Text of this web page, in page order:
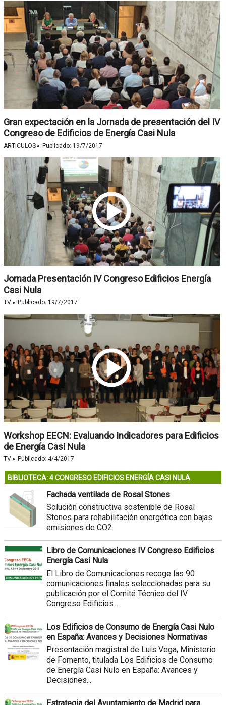
Gran expectación en la Jornada de presentación del IV
Congreso de Edificios de Energía Casi Nula
ARTICULOS · Publicado: 19/7/2017
Jornada Presentación IV Congreso Edificios Energía
Casi Nula
TV · Publicado: 19/7/2017
Workshop EECN: Evaluando Indicadores para Edificios
de Energía Casi Nula
TV · Publicado: 4/4/2017
BIBLIOTECA: 4 CONGRESO EDIFICIOS ENERGÍA CASI NULA
Fachada ventilada de Rosal Stones
Solución constructiva sostenible de Rosal
Stones para rehabilitación energética con bajas
emisiones de CO2.
Libro de Comunicaciones IV Congreso Edificios
Energía Casi Nula
El Libro de Comunicaciones recoge las 90
comunicaciones finales seleccionadas para su
publicación por el Comité Técnico del IV
Congreso Edificios...
Los Edificios de Consumo de Energía Casi Nulo
en España: Avances y Decisiones Normativas
Presentación magistral de Luis Vega, Ministerio
de Fomento, titulada Los Edificios de Consumo
de Energía Casi Nulo en España: Avances y
Decisiones...